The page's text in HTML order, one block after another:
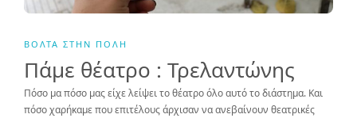
ΒΌΛΤΑ ΣΤΗΝ ΠΌΛΗ
Πάμε θέατρο : Τρελαντώνης
Πόσο μα πόσο μας είχε λείψει το θέατρο όλο αυτό το διάστημα. Και
πόσο χαρήκαμε που επιτέλους άρχισαν να ανεβαίνουν θεατρικές